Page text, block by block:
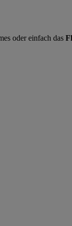
oder einfach das